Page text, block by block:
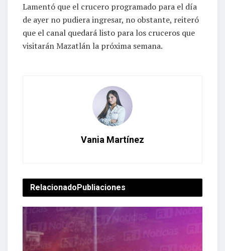
Lamentó que el crucero programado para el día
de ayer no pudiera ingresar, no obstante, reiteró
que el canal quedará listo para los cruceros que
visitarán Mazatlán la próxima semana.
Vania Martínez
RelacionadoPubliaciones